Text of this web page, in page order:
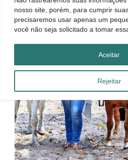
nosso site, porém, para cumprir
precisaremos usar apenas um
você não seja solicitado a tomar
Rejeitar
Aceitar